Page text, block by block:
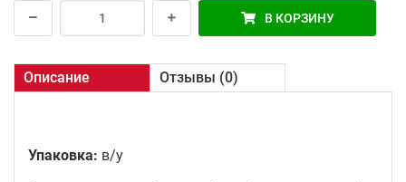
В КОРЗИНУ
Описание Отзывы (0)
Упаковка: в/у